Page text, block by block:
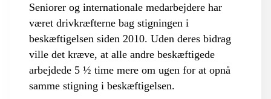
Seniorer og internationale medarbejdere har
været drivkræfterne bag stigningen i
beskæftigelsen siden 2010. Uden deres bidrag
ville det kræve, at alle andre beskæftigede
arbejdede 5 ½ time mere om ugen for at opnå
samme stigning i beskæftigelsen.